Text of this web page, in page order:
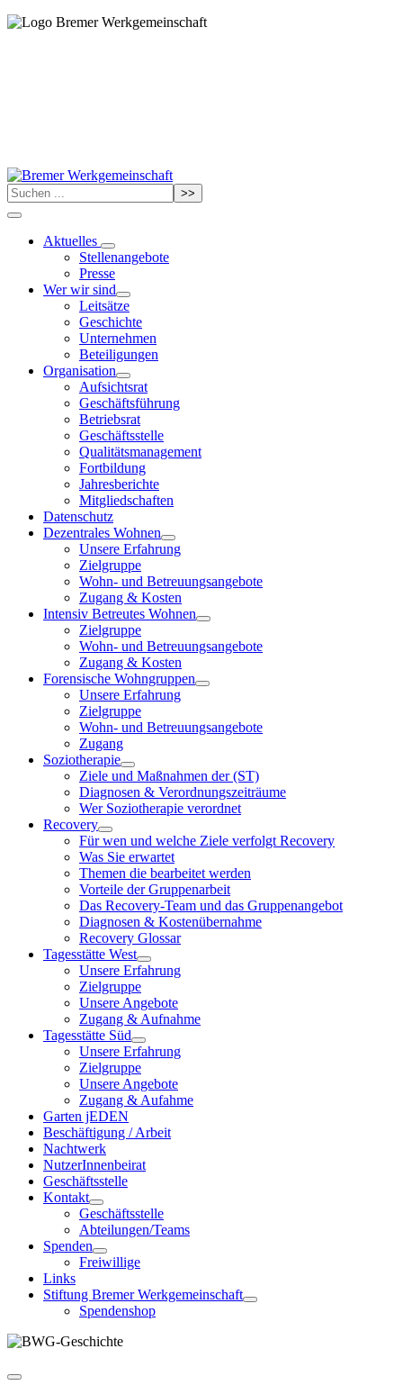
>>
Aktuelles
Stellenangebote
Presse
Wer wir sind
Leitsätze
Geschichte
Unternehmen
Beteiligungen
Organisation
Aufsichtsrat
Geschäftsführung
Betriebsrat
Geschäftsstelle
Qualitätsmanagement
Fortbildung
Jahresberichte
Mitgliedschaften
Datenschutz
Dezentrales Wohnen
Unsere Erfahrung
Zielgruppe
Wohn- und Betreuungsangebote
Zugang & Kosten
Intensiv Betreutes Wohnen
Zielgruppe
Wohn- und Betreuungsangebote
Zugang & Kosten
Forensische Wohngruppen
Unsere Erfahrung
Zielgruppe
Wohn- und Betreuungsangebote
Zugang
Soziotherapie
Ziele und Maßnahmen der (ST)
Diagnosen & Verordnungszeiträume
Wer Soziotherapie verordnet
Recovery
Für wen und welche Ziele verfolgt Recovery
Was Sie erwartet
Themen die bearbeitet werden
Vorteile der Gruppenarbeit
Das Recovery-Team und das Gruppenangebot
Diagnosen & Kostenübernahme
Recovery Glossar
Tagesstätte West
Unsere Erfahrung
Zielgruppe
Unsere Angebote
Zugang & Aufnahme
Tagesstätte Süd
Unsere Erfahrung
Zielgruppe
Unsere Angebote
Zugang & Aufahme
Garten jEDEN
Beschäftigung / Arbeit
Nachtwerk
NutzerInnenbeirat
Geschäftsstelle
Kontakt
Geschäftsstelle
Abteilungen/Teams
Spenden
Freiwillige
Links
Stiftung Bremer Werkgemeinschaft
Spendenshop